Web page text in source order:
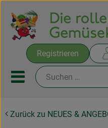
Registrieren
Mobiles
Ökokisten
Zurück zu NEUES &